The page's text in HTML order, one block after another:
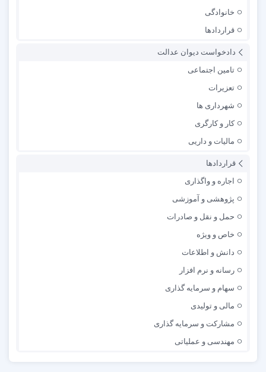
خانوادگی
قراردادها
دادخواست دیوان عدالت
تامین اجتماعی
تعزیرات
شهرداری ها
کار و کارگری
مالیات و داریی
قراردادها
اجاره و واگذاری
پژوهشی و آموزشی
حمل و نقل و صادرات
خاص و ویژه
دانش و اطلاعات
رسانه و نرم افزار
سهام و سرمایه گذاری
مالی و تولیدی
مشارکت و سرمایه گذاری
مهندسی و عملیاتی